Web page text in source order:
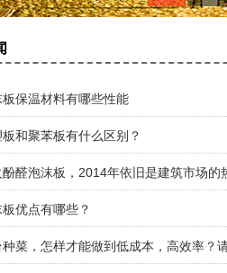
板保温材料有哪些性能
和聚苯板有什么区别？
酚醛泡沫板，2014年依旧是建筑市场的
优点有哪些？
种菜，怎样才能做到低成本，高效率？